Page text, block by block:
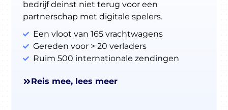
bedrijf deinst niet terug voor een
partnerschap met digitale spelers.
Een vloot van 165 vrachtwagens
Gereden voor > 20 verladers
Ruim 500 internationale zendingen
Reis mee, lees meer